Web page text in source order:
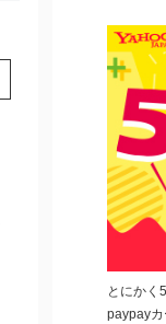
とにかく
paypayカ